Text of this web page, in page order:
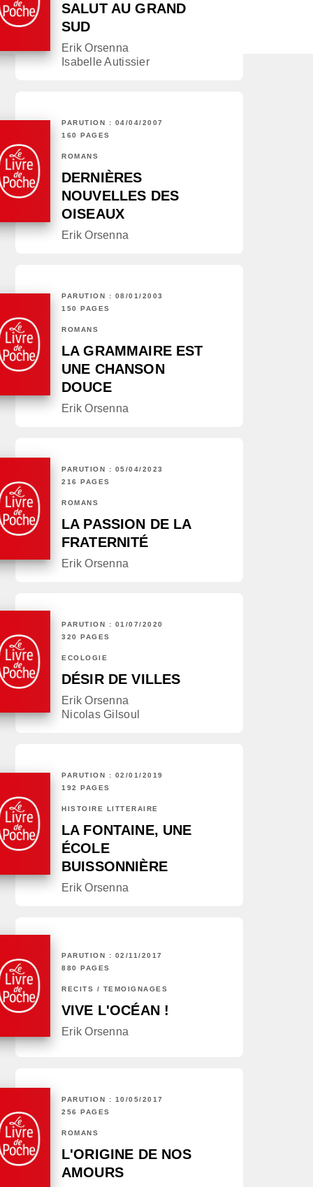
SALUT AU GRAND
SUD
Erik Orsenna
Isabelle Autissier
PARUTION : 04/04/2007
160 PAGES
ROMANS
DERNIÈRES
NOUVELLES DES
OISEAUX
Erik Orsenna
PARUTION : 08/01/2003
150 PAGES
ROMANS
LA GRAMMAIRE EST
UNE CHANSON
DOUCE
Erik Orsenna
PARUTION : 05/04/2023
216 PAGES
ROMANS
LA PASSION DE LA
FRATERNITÉ
Erik Orsenna
PARUTION : 01/07/2020
320 PAGES
ÉCOLOGIE
DÉSIR DE VILLES
Erik Orsenna
Nicolas Gilsoul
PARUTION : 02/01/2019
192 PAGES
HISTOIRE LITTÉRAIRE
LA FONTAINE, UNE
ÉCOLE
BUISSONNIÈRE
Erik Orsenna
PARUTION : 02/11/2017
880 PAGES
RÉCITS / TÉMOIGNAGES
VIVE L'OCÉAN !
Erik Orsenna
PARUTION : 10/05/2017
256 PAGES
ROMANS
L'ORIGINE DE NOS
AMOURS